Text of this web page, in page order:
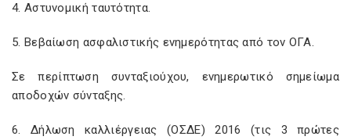
4. Αστυνομική ταυτότητα.
5. Βεβαίωση ασφαλιστικής ενημερότητας από τον ΟΓΑ.
Σε περίπτωση συνταξιούχου, ενημερωτικό σημείωμα
αποδοχών σύνταξης.
6. Δήλωση καλλιέργειας (ΟΣΔΕ) 2016 (τις 3 πρώτες